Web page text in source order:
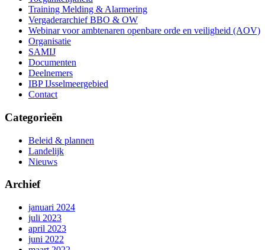
Training Melding & Alarmering
Vergaderarchief BBO & OW
Webinar voor ambtenaren openbare orde en veiligheid (AOV)
Organisatie
SAMIJ
Documenten
Deelnemers
IBP IJsselmeergebied
Contact
Categorieën
Beleid & plannen
Landelijk
Nieuws
Archief
januari 2024
juli 2023
april 2023
juni 2022